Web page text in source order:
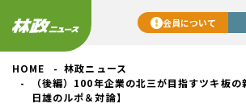
会員について
HOME
林政ニュース
（後編）100年企業の北三が目指すツキ板の
日雄のルポ＆対論】